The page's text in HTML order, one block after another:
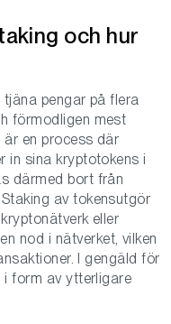
och hur
tjäna pengar på flera
förmodligen mest
en process där
in sina kryptotokens i
därmed bort från
av tokensutgör
eller
nod i nätverket, vilken
I gengäld för
form av ytterligare